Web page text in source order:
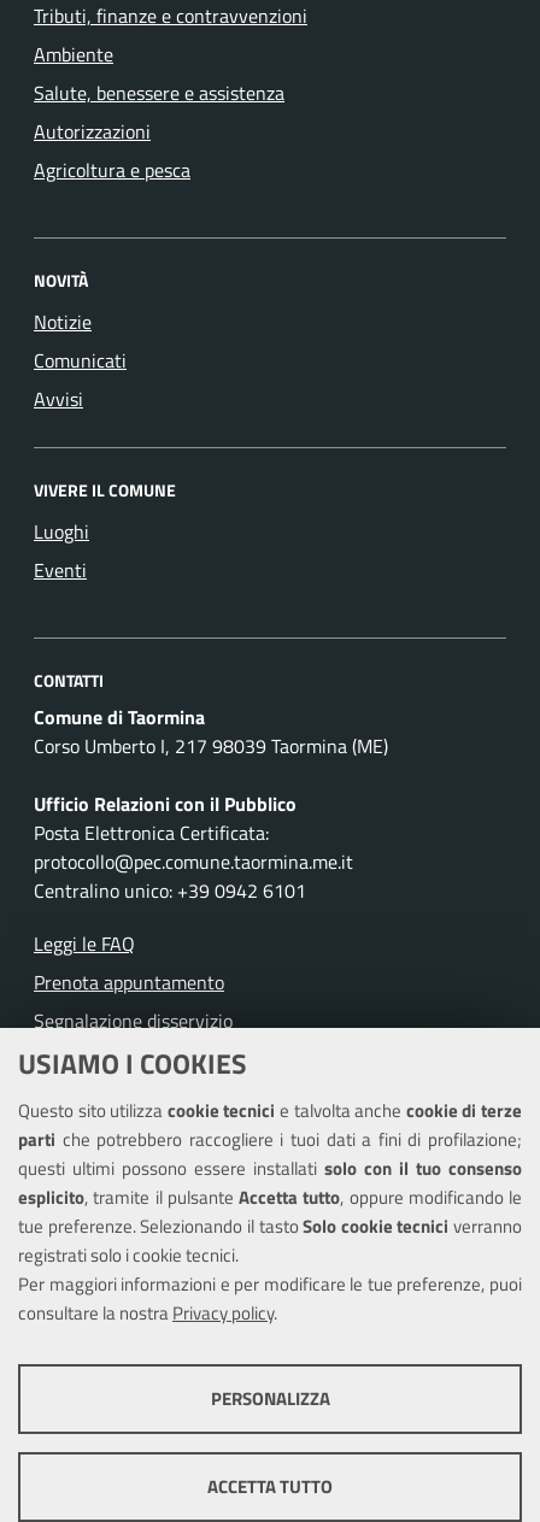
USIAMO I COOKIES
Questo sito utilizzacookie tecnicie talvolta anche cookie di terze
parti che potrebbero raccogliere i tuoi dati a fini di profilazione;
questi ultimi possono essere installati solo con il tuo consenso
esplicito, tramite il pulsante Accetta tutto, oppure modificando le
tue preferenze. Selezionando il tastoSolo cookie tecnici verranno
registrati solo i cookie tecnici.
Per maggiori informazioni e per modificare le tue preferenze, puoi
consultare la nostraPrivacy policy.
ottimale per ogni utente. Essi non raccolgono i tuoi dati e le tue
PERSONALIZZA
ACCETTA TUTTO
Tributi, finanze e contravvenzioni
Ambiente
Salute, benessere e assistenza
Autorizzazioni
Agricoltura e pesca
NOVITÀ
Notizie
Comunicati
Avvisi
VIVERE IL COMUNE
Luoghi
Eventi
CONTATTI
Comune di Taormina
Corso Umberto I, 217 98039 Taormina (ME)
Ufficio Relazioni con il Pubblico
Posta Elettronica Certificata:
protocollo@pec.comune.taormina.me.it
Centralino unico: +39 0942 6101
Leggi le FAQ
Prenota appuntamento
Segnalazione disservizio
Richiesta assistenza
Amministrazione trasparente
Informativa privacy
Note legali
Piano di miglioramento del sito
Dichiarazione di accessibilità